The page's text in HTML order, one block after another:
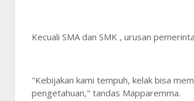
Kecuali SMA dan SMK , urusan
"Kebijakan kami tempuh, kelak bisa
pengetahuan," tandas Mapparemma.